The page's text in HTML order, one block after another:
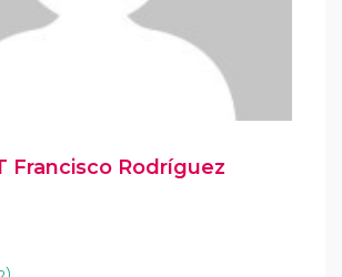
Francisco Rodríguez